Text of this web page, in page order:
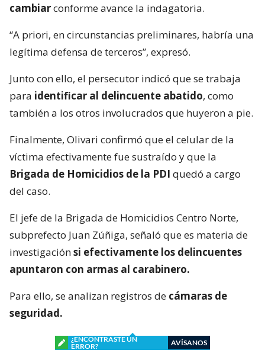
cambiarconforme avance la indagatoria.
“A priori, en circunstancias preliminares, habría una
legítima defensa de terceros”, expresó.
Junto con ello, el persecutor indicó que se trabaja
para identificar al delincuente abatido, como
también a los otros involucrados que huyeron a pie.
Finalmente, Olivari confirmó que el celular de la
víctima efectivamente fue sustraído y que la
Brigada de Homicidios de la PDI quedó a cargo
del caso.
El jefe de la Brigada de Homicidios Centro Norte,
subprefecto Juan Zúñiga, señaló que es materia de
investigaciónsi efectivamente los delincuentes
apuntaron con armas al carabinero.
Para ello, se analizan registros de cámaras de
seguridad.
¿ENCONTRASTE UN
ERROR?
AVÍSANOS